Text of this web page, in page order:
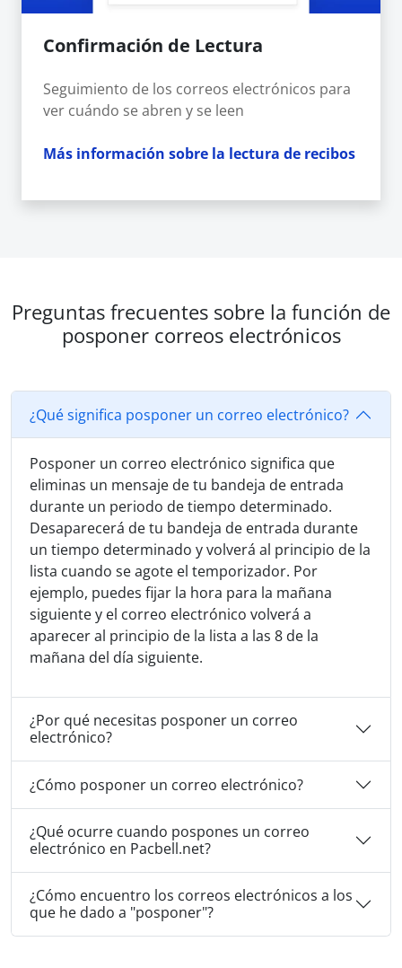
Confirmación de Lectura
Seguimiento de los correos electrónicos para
ver cuándo se abren y se leen
Más información sobre la lectura de recibos
Preguntas frecuentes sobre la función de
posponer correos electrónicos
¿Qué significa posponer un correo electrónico?
Posponer un correo electrónico significa que
eliminas un mensaje de tu bandeja de entrada
durante un periodo de tiempo determinado.
Desaparecerá de tu bandeja de entrada durante
un tiempo determinado y volverá al principio de la
lista cuando se agote el temporizador. Por
ejemplo, puedes fijar la hora para la mañana
siguiente y el correo electrónico volverá a
aparecer al principio de la lista a las 8 de la
mañana del día siguiente.
¿Por qué necesitas posponer un correo
electrónico?
¿Cómo posponer un correo electrónico?
¿Qué ocurre cuando pospones un correo
electrónico en Pacbell.net?
¿Cómo encuentro los correos electrónicos a los
que he dado a "posponer"?